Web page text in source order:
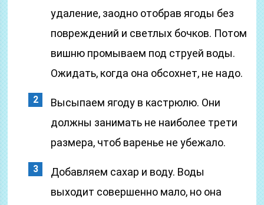
удаление, заодно отобрав ягоды без
повреждений и светлых бочков. Потом
вишню промываем под струей воды.
Ожидать, когда она обсохнет, не надо.
Высыпаем ягоду в кастрюлю. Они
должны занимать не наиболее трети
размера, чтоб варенье не убежало.
Добавляем сахар и воду. Воды
выходит совершенно мало, но она